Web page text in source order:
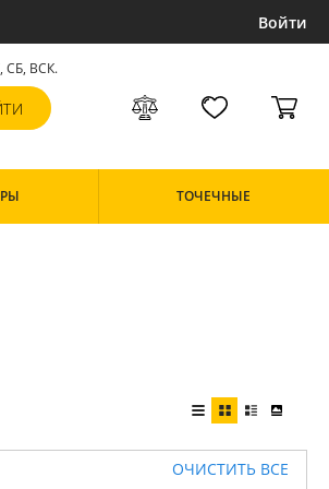
Войти
СБ, ВСК.
ТОЧЕЧНЫЕ
ОЧИСТИТЬ ВСЕ